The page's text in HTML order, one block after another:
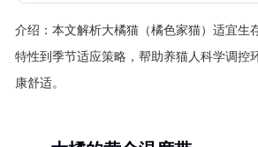
介绍： 本文解析大橘猫（橘色家猫）适宜生
特性到季节适应策略，帮助养猫人科学调控
康舒适。